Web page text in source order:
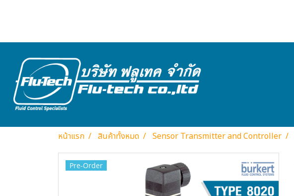
หน้าแรก สินค้าทั้งหมด Sensor Transmitter and Controller
Pre-Order